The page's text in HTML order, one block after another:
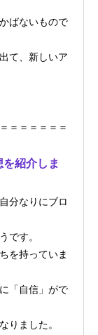
ばないもので
て、新しいア
＝＝＝＝＝＝
紹介しま
分なりにブロ
です。
を持っていま
「自信」がで
りました。